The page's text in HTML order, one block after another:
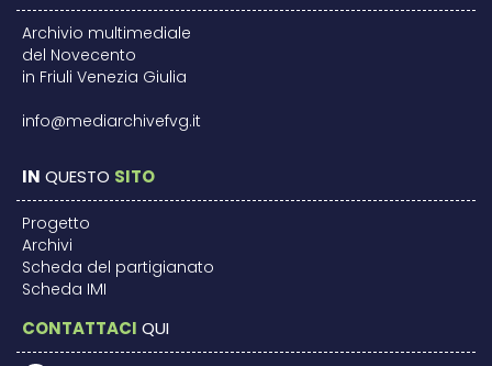
Archivio multimediale
del Novecento
in Friuli Venezia Giulia
info@mediarchivefvg.it
IN QUESTO SITO
Progetto
Archivi
Scheda del partigianato
Scheda IMI
CONTATTACI QUI